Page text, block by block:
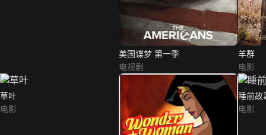
美国谍梦 第一季
电视剧
羊群
电影
草叶
电影
睡前故
电影